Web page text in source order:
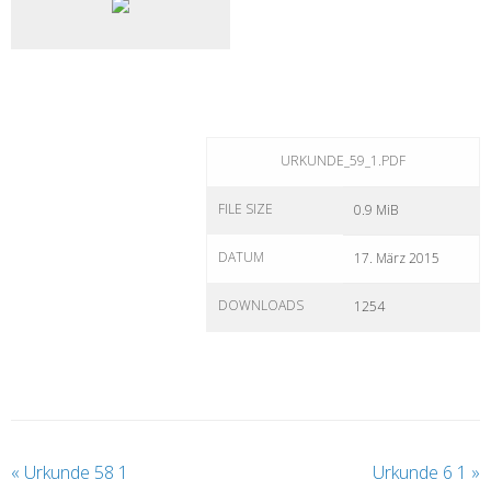
URKUNDE_59_1.PDF
FILE SIZE 0.9 MiB
DATUM 17. März 2015
DOWNLOADS 1254
« Urkunde 58 1 Urkunde 6 1 »